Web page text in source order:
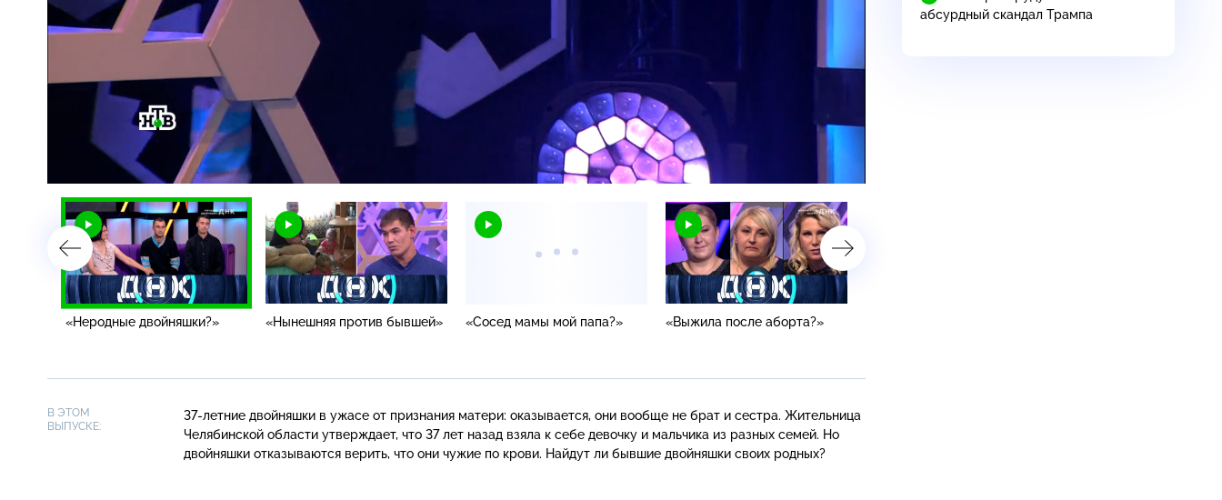
/
1.78%
Настройки
«Неродные двойняшки?» «Нынешняя против бывшей» «Сосед мамы мой папа?» «Выжила после аборта?»
В ЭТОМ
ВЫПУСКЕ:
37-летние двойняшки в ужасе от признания матери: оказывается, они вообще не брат и сестра. Жительница
Челябинской области утверждает, что 37 лет назад взяла к себе девочку и мальчика из разных семей. Но
двойняшки отказываются верить, что они чужие по крови. Найдут ли бывшие двойняшки своих родных?
абсурдный скандал Трампа